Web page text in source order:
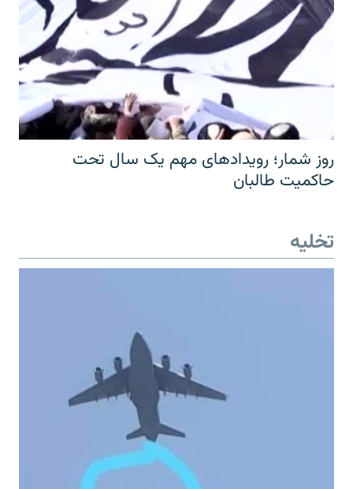
روز شمار؛ رویدادهای مهم یک سال تحت
حاکمیت طالبان
تخلیه